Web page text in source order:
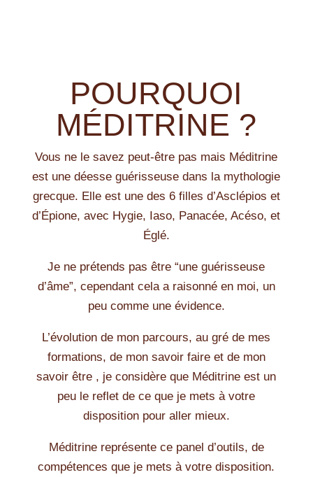
POURQUOI
MÉDITRINE ?
Vous ne le savez peut-être pas mais Méditrine
est une déesse guérisseuse dans la mythologie
grecque. Elle est une des 6 filles d’Asclépios et
d’Épione, avec Hygie, Iaso, Panacée, Acéso, et
Églé.
Je ne prétends pas être “une guérisseuse
d’âme”, cependant cela a raisonné en moi, un
peu comme une évidence.
L’évolution de mon parcours, au gré de mes
formations, de mon savoir faire et de mon
savoir être , je considère que Méditrine est un
peu le reflet de ce que je mets à votre
disposition pour aller mieux.
Méditrine représente ce panel d’outils, de
compétences que je mets à votre disposition.